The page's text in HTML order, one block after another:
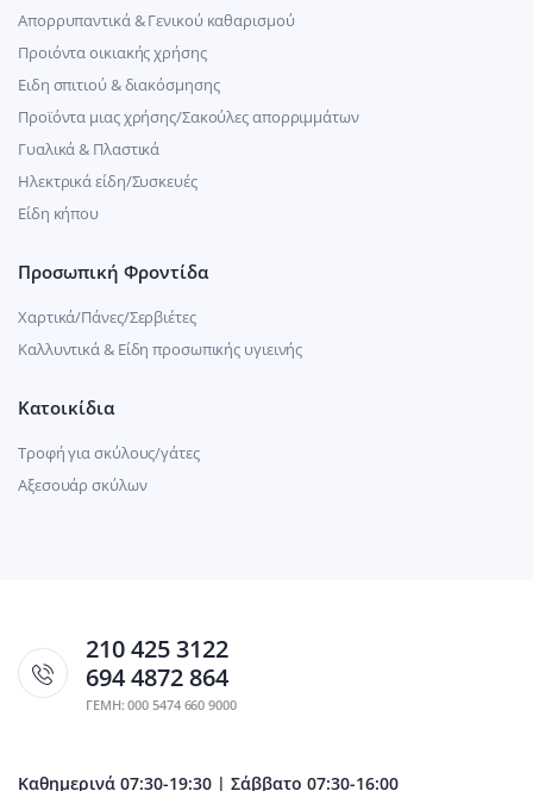
Απορρυπαντικά & Γενικού καθαρισμού
Προιόντα οικιακής χρήσης
Ειδη σπιτιού & διακόσμησης
Προϊόντα μιας χρήσης/Σακούλες απορριμμάτων
Γυαλικά & Πλαστικά
Ηλεκτρικά είδη/Συσκευές
Είδη κήπου
Προσωπική Φροντίδα
Χαρτικά/Πάνες/Σερβιέτες
Καλλυντικά & Είδη προσωπικής υγιεινής
Κατοικίδια
Τροφή για σκύλους/γάτες
Αξεσουάρ σκύλων
210 425 3122
694 4872 864
ΓΕΜΗ: 000 5474 660 9000
Καθημερινά 07:30-19:30 | Σάββατο 07:30-16:00